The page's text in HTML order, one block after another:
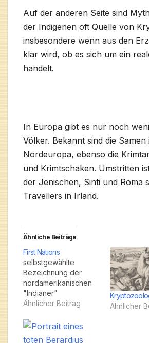
Auf der anderen Seite sind
der Indigenen oft Quelle von
insbesondere wenn aus den
klar wird, ob es sich um ein
handelt.
In Europa gibt es nur noch
Völker. Bekannt sind die Samen
Nordeuropa, ebenso die
und Krimtschaken. Umstritten
der Jenischen, Sinti und Roma
Travellers in Irland.
Ähnliche Beiträge
First Nations
selbstgewählte
Bezeichnung der
nordamerikanischen
"Indianer"
Ähnlicher Beitrag
Ähnlicher